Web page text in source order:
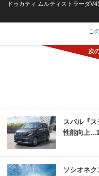
ドゥカティ ムルティストラーダ
こ
スバル『ス
性能向上
ソシオネ